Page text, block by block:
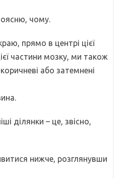
чому.
прямо в центрі цієї
частини мозку, ми також
або затемнені
ділянки – це, звісно,
нижче, розглянувши